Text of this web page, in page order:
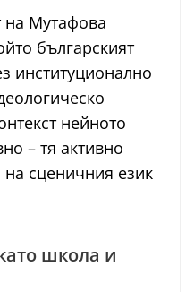
на Мутафова
българският
институционално
нейното
– тя активно
сценичния език
школа и